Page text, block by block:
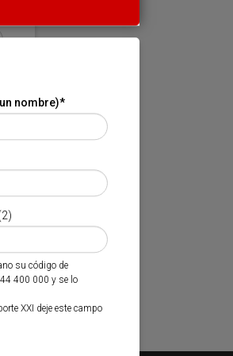
nombre)*
su código de
400 000 y se lo
XXI deje este campo